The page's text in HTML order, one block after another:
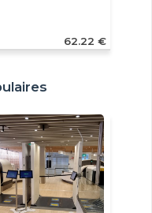
62.22 €